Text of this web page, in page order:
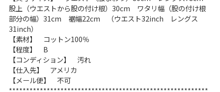
股上（ウエストから股の付け根）30cm ワタリ幅（股の付け根
部分の幅）31cm 裾幅22cm （ウエスト32inch レングス
31inch）
【素材】 コットン100％
【程度】 B
【コンディション】 汚れ
【仕入先】 アメリカ
【メール便】 不可